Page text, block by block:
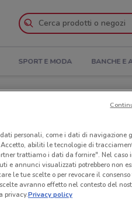
SPORT E MODA BANCHE E
personali, come i dati di navigazione
abiliti le tecnologie di
trattiamo i dati da fornire". Nel caso
e annunci visualizzati potrebbero non
le tue scelte o per revocare il
avranno effetto nel contesto del
privacy.Privacy policy